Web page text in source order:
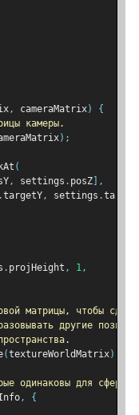
, cameraMatrix)
{
камеры.
);
(
, settings . posZ ],
.targetY, settings .
. projHeight , 1,
матрицы, чтобы
другие позиции
(textureWorldMatrix);
одинаковы для сферы и
,
{